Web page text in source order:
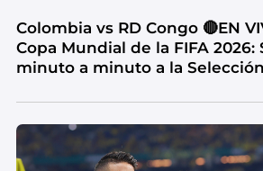
Colombia vs RD Congo 🔴EN
Copa Mundial de la FIFA 2026:
minuto a minuto a la Selección